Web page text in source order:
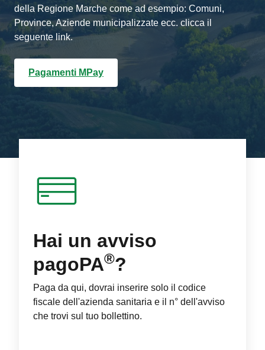
della Regione Marche come ad esempio: Comuni,
Province, Aziende municipalizzate ecc. clicca il
seguente link.
Pagamenti MPay
Hai un avviso
pagoPA®?
Paga da qui, dovrai inserire solo il codice
fiscale dell'azienda sanitaria e il n° dell'avviso
che trovi sul tuo bollettino.